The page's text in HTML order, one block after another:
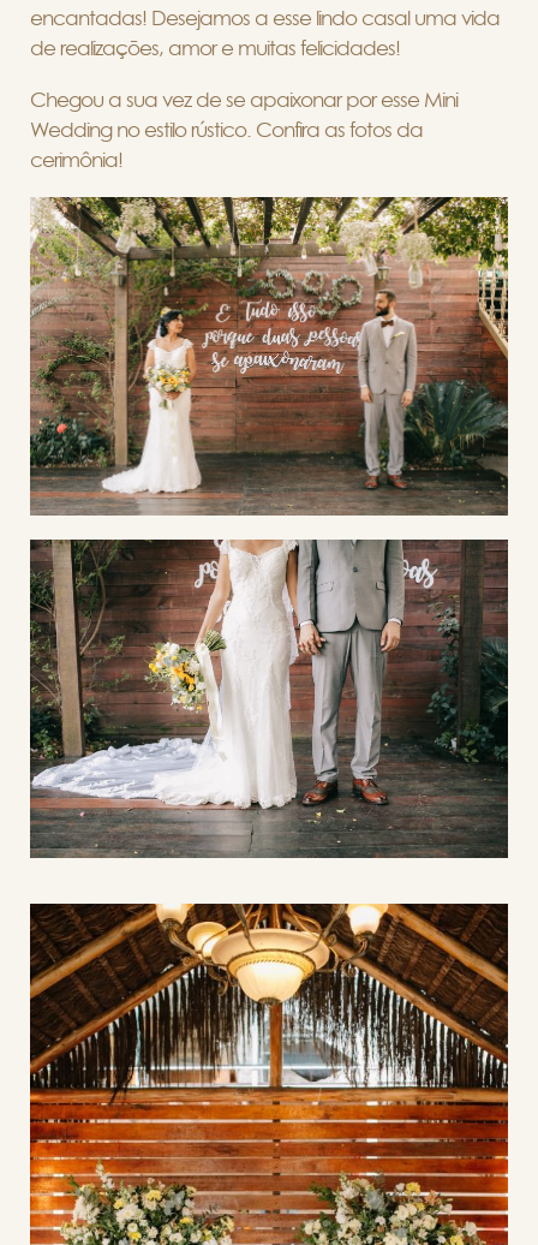
encantadas! Desejamos a esse lindo casal uma vida
de realizações, amor e muitas felicidades!
Chegou a sua vez de se apaixonar por esse Mini
Wedding no estilo rústico. Confira as fotos da
cerimônia!